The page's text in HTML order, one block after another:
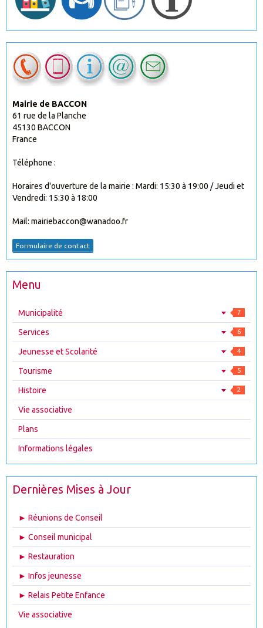
Mairie de BACCON
61 rue de la Planche
45130 BACCON
France
Téléphone :
Horaires d'ouverture de la mairie : Mardi: 15:30 à 19:00 / Jeudi et
Vendredi: 15:30 à 18:00
Mail: mairiebaccon@wanadoo.fr
Formulaire de contact
Menu
Municipalité 7
Services 6
Jeunesse et Scolarité 4
Tourisme 5
Histoire 2
Vie associative
Plans
Informations légales
Dernières Mises à Jour
► Réunions de Conseil
► Conseil municipal
► Restauration
► Infos jeunesse
► Relais Petite Enfance
Vie associative